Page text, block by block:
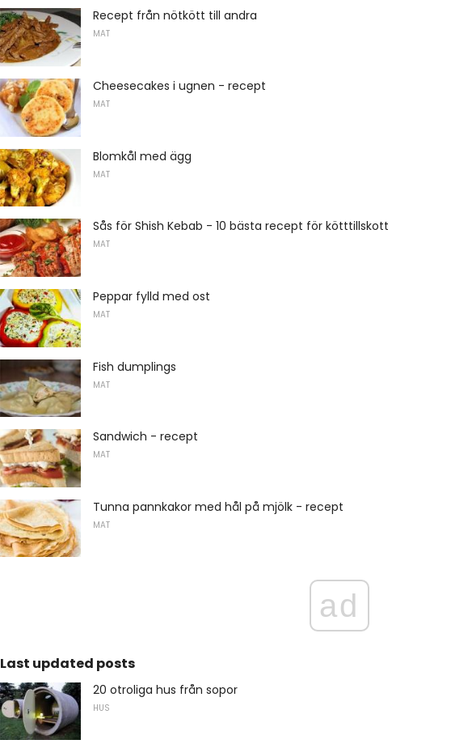
Recept från nötkött till andra
MAT
Cheesecakes i ugnen - recept
MAT
Blomkål med ägg
MAT
Sås för Shish Kebab - 10 bästa recept för kötttillskott
MAT
Peppar fylld med ost
MAT
Fish dumplings
MAT
Sandwich - recept
MAT
Tunna pannkakor med hål på mjölk - recept
MAT
ad
Last updated posts
20 otroliga hus från sopor
HUS